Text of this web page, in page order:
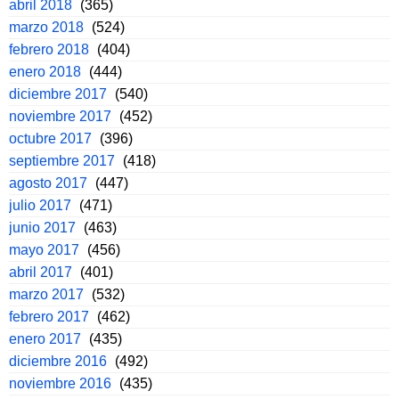
abril 2018 (365)
marzo 2018 (524)
febrero 2018 (404)
enero 2018 (444)
diciembre 2017 (540)
noviembre 2017 (452)
octubre 2017 (396)
septiembre 2017 (418)
agosto 2017 (447)
julio 2017 (471)
junio 2017 (463)
mayo 2017 (456)
abril 2017 (401)
marzo 2017 (532)
febrero 2017 (462)
enero 2017 (435)
diciembre 2016 (492)
noviembre 2016 (435)